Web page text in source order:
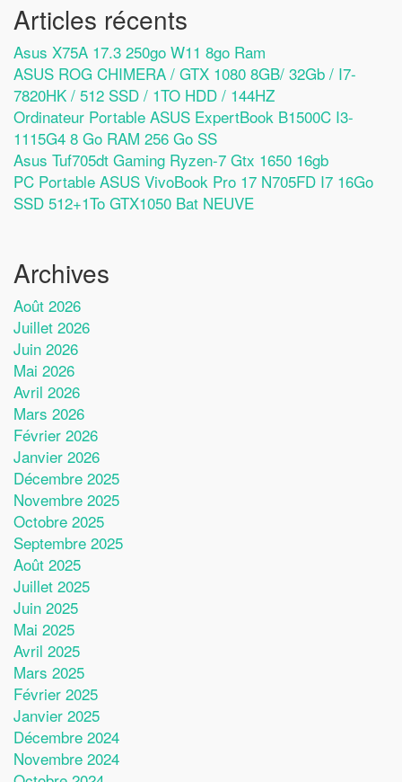
Articles récents
Asus X75A 17.3 250go W11 8go Ram
ASUS ROG CHIMERA / GTX 1080 8GB/ 32Gb / I7-
7820HK / 512 SSD / 1TO HDD / 144HZ
Ordinateur Portable ASUS ExpertBook B1500C I3-
1115G4 8 Go RAM 256 Go SS
Asus Tuf705dt Gaming Ryzen-7 Gtx 1650 16gb
PC Portable ASUS VivoBook Pro 17 N705FD I7 16Go
SSD 512+1To GTX1050 Bat NEUVE
Archives
Août 2026
Juillet 2026
Juin 2026
Mai 2026
Avril 2026
Mars 2026
Février 2026
Janvier 2026
Décembre 2025
Novembre 2025
Octobre 2025
Septembre 2025
Août 2025
Juillet 2025
Juin 2025
Mai 2025
Avril 2025
Mars 2025
Février 2025
Janvier 2025
Décembre 2024
Novembre 2024